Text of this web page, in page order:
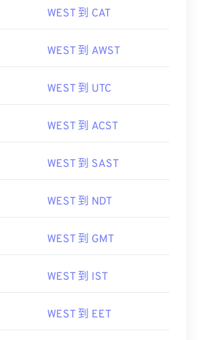
WEST 到 CAT
WEST 到 AWST
WEST 到 UTC
WEST 到 ACST
WEST 到 SAST
WEST 到 NDT
WEST 到 GMT
WEST 到 IST
WEST 到 EET